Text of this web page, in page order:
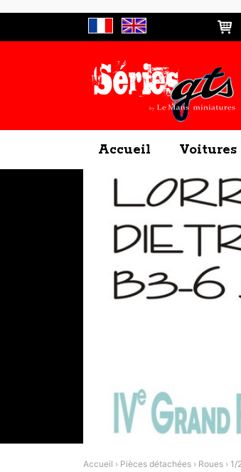
Accueil Voitures
Accueil › Pièces détachées › Roues › 1/